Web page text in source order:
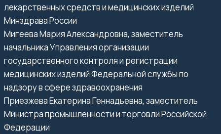
лекарственных средств и медицинских изделий
Минздрава России
Мигеева Мария Александровна, заместитель
начальника Управления организации
государственного контроля и регистрации
медицинских изделий Федеральной службы по
надзору в сфере здравоохранения
Приезжева Екатерина Геннадьевна, заместитель
Министра промышленности и торговли Российской
Федерации